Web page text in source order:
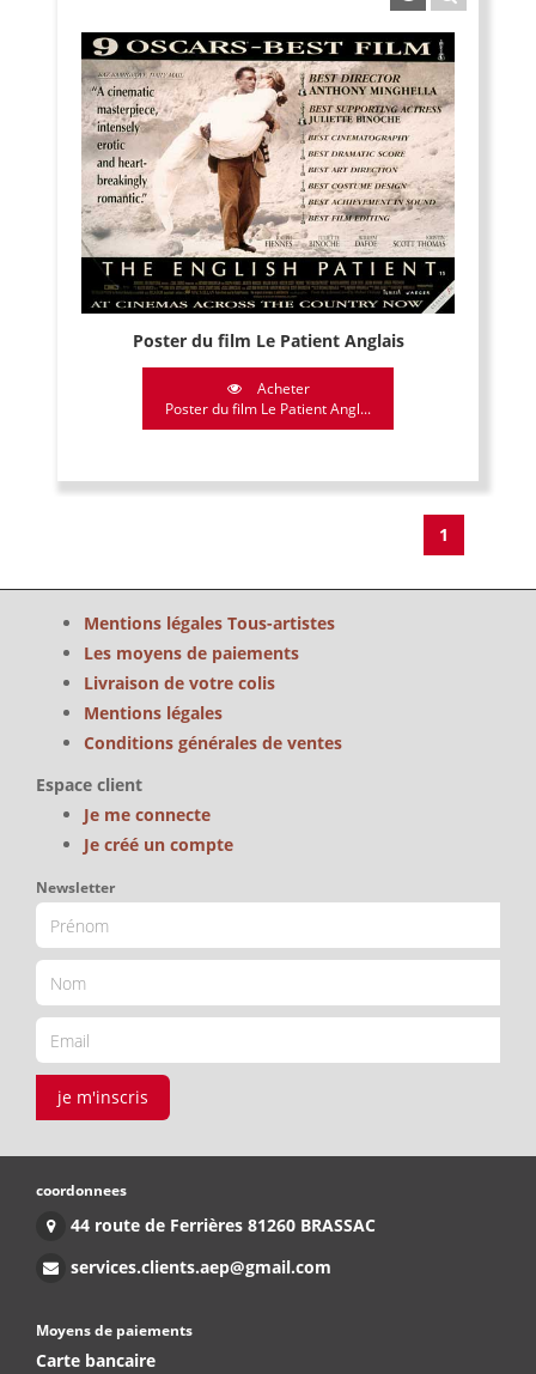
Poster du film Le Patient Anglais
Acheter
Poster du film Le Patient Angl...
1
Mentions légales Tous-artistes
Les moyens de paiements
Livraison de votre colis
Mentions légales
Conditions générales de ventes
Espace client
Je me connecte
Je créé un compte
Newsletter
je m'inscris
coordonnees
44 route de Ferrières 81260 BRASSAC
services.clients.aep@gmail.com
Moyens de paiements
Carte bancaire